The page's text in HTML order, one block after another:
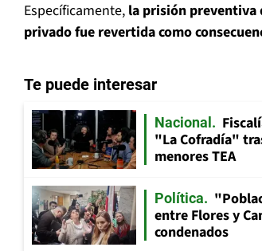
Específicamente, la prisión preventiva
privado fue revertida como
Te puede interesar
Nacional
"La Cofradía"
menores TEA
Política
entre Flores y
condenados